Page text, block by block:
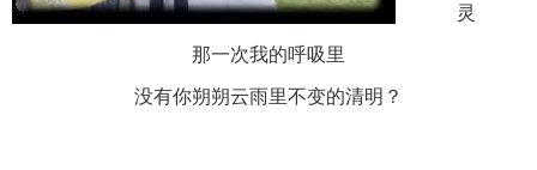
灵
那一次我的呼吸里
没有你朔朔云雨里不变的清明？